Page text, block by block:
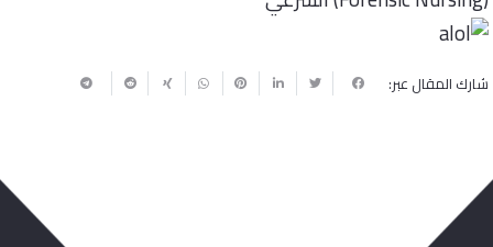
شارك المقال عبر: